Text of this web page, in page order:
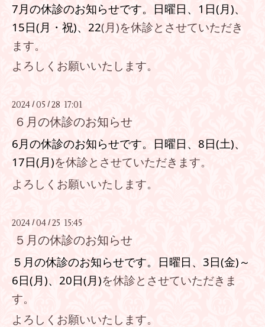
7月の休診のお知らせです。
日曜日、1 日(月)、
15日(月・祝)、22(月)を休診とさせていただき
ます。
よろしくお願いいたします。
2024 /05 /28 17:01
６月の休診のお知らせ
6月の休診のお知らせです。
日曜日、8日(土)、
17日(月)を休診とさせていただきます。
よろしくお願いいたします。
2024 / 04 / 25 15:45
５月の休診のお知らせ
５月の休診のお知らせです。
日曜日、3日(金)～
6日(月)、 20日(月)を休診とさせていただきま
す。
よろしくお願いいたします。